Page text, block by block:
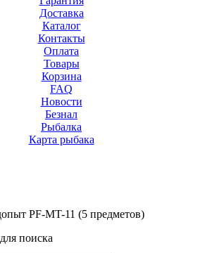
Доставка
Каталог
Контакты
Оплата
Товары
Корзина
FAQ
Новости
Безнал
Рыбалка
Карта рыбака
PF-MT-11 (5 предметов)
поиска